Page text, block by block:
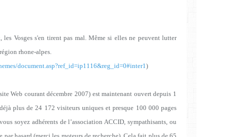
les Vosges s'en tirent pas mal. Même si elles ne peuvent lutter
rhone-alpes.
document.asp?ref_id=ip1116&reg_id=0#inter1 )
Web courant décembre 2007) est maintenant ouvert depuis 1
plus de 24 172 visiteurs uniques et presque 100 000 pages
soyez adhérents de l’association ACCID, sympathisants, ou